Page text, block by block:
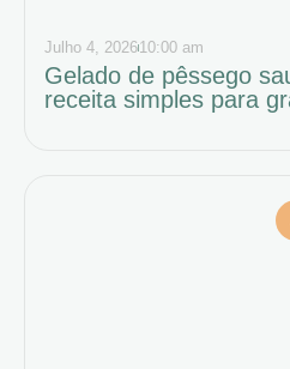
Julho 4, 202610:00 am
Gelado de pêssego
receita simples para